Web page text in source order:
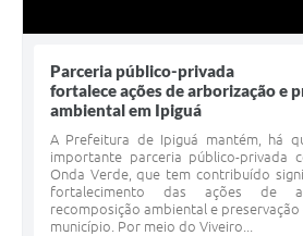
Parceria público-privada
fortalece ações de arborização e
ambiental em Ipiguá
A Prefeitura de Ipiguá mantém, há
importante parceria público-privada
Onda Verde, que tem contribuído
fortalecimento das ações de
recomposição ambiental e
município. Por meio do Viveiro...